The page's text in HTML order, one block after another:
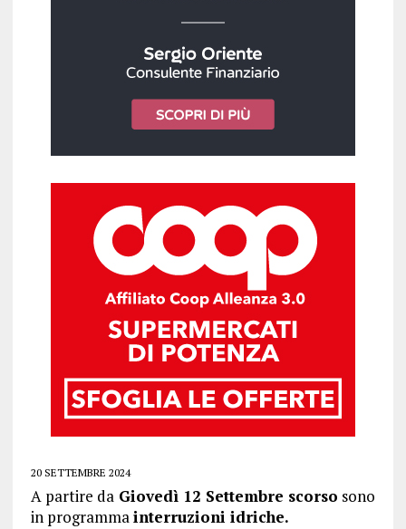
20 SETTEMBRE 2024
A partire daGiovedì 12 Settembre scorso sono
in programmainterruzioni idriche.